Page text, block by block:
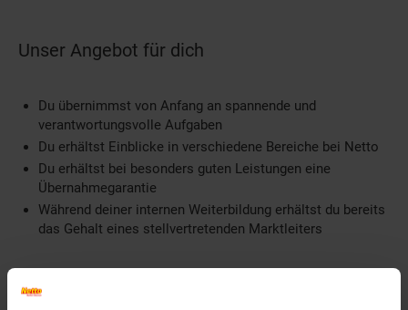
Unser Angebot für dich
Du übernimmst von Anfang an spannende und
verantwortungsvolle Aufgaben
Du erhältst Einblicke in verschiedene Bereiche bei Netto
Du erhältst bei besonders guten Leistungen eine
Übernahmegarantie
Während deiner internen Weiterbildung erhältst du bereits
das Gehalt eines stellvertretenden Marktleiters